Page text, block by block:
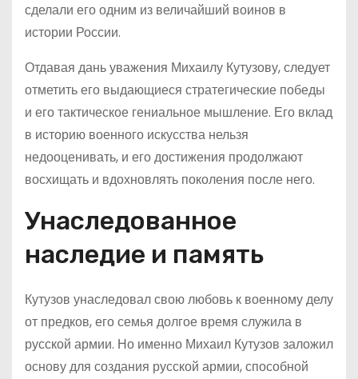
сделали его одним из величайший воинов в
истории России.
Отдавая дань уважения Михаилу Кутузову, следует
отметить его выдающиеся стратегические победы
и его тактическое гениальное мышление. Его вклад
в историю военного искусства нельзя
недооценивать, и его достижения продолжают
восхищать и вдохновлять поколения после него.
Унаследованное
наследие и память
Кутузов унаследовал свою любовь к военному делу
от предков, его семья долгое время служила в
русской армии. Но именно Михаил Кутузов заложил
основу для создания русской армии, способной